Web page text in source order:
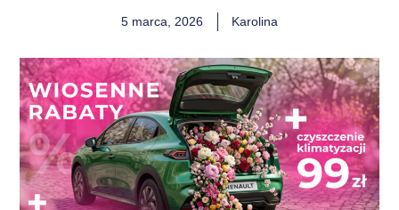
5 marca, 2026 Karolina